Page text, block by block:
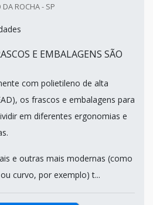
ROCHA - SP
E EMBALAGENS SÃO
com polietileno de alta
os frascos e embalagens para
em diferentes ergonomias e
e outras mais modernas (como
curvo, por exemplo) t...